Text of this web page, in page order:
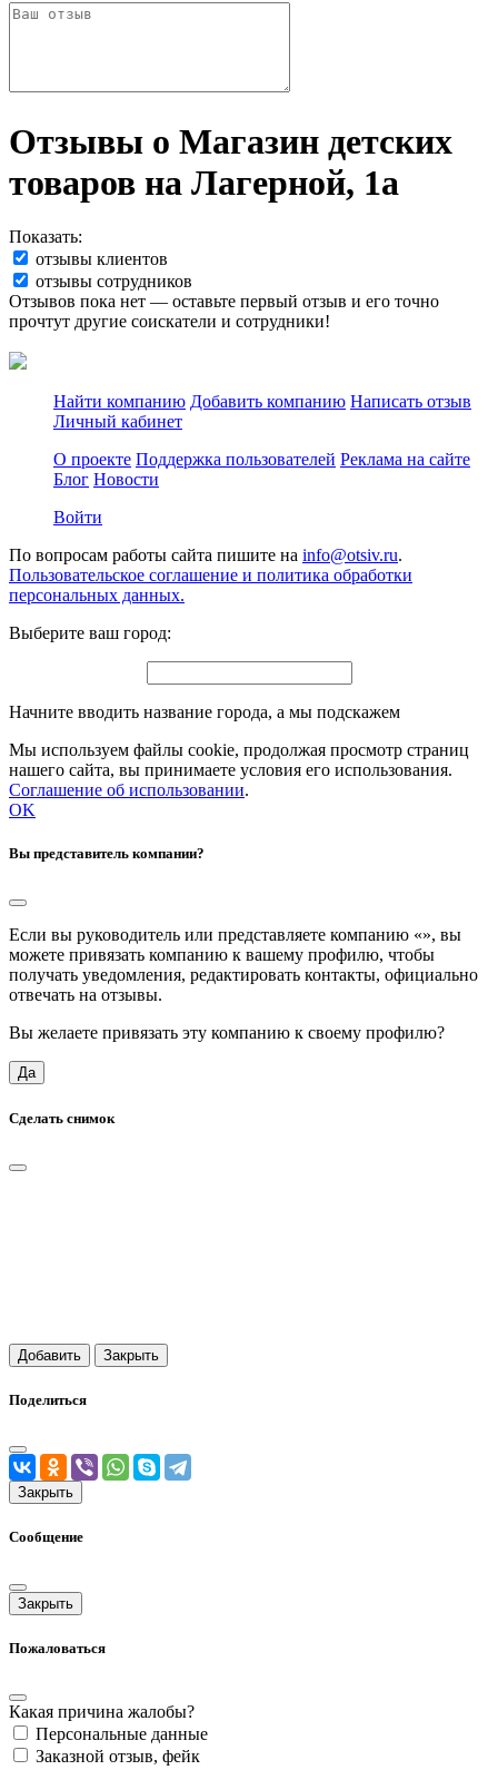
Отзывы о Магазин детских
товаров на Лагерной, 1а
Показать:
отзывы клиентов
отзывы сотрудников
Отзывов пока нет — оставьте первый отзыв и его точно
прочтут другие соискатели и сотрудники!
Найти компанию Добавить компанию Написать отзыв
Личный кабинет
О проекте Поддержка пользователей Реклама на сайте
Блог Новости
Войти
По вопросам работы сайта пишите на info@otsiv.ru.
Пользовательское соглашение и политика обработки
персональных данных.
Выберите ваш город:
Начните вводить название города, а мы подскажем
Мы используем файлы cookie, продолжая просмотр страниц
нашего сайта, вы принимаете условия его использования.
Соглашение об использовании.
OK
Вы представитель компании?
Если вы руководитель или представляете компанию «», вы
можете привязать компанию к вашему профилю, чтобы
получать уведомления, редактировать контакты, официально
отвечать на отзывы.
Вы желаете привязать эту компанию к своему профилю?
Да
Сделать снимок
Добавить Закрыть
Поделиться
Закрыть
Сообщение
Закрыть
Пожаловаться
Какая причина жалобы?
Персональные данные
Заказной отзыв, фейк